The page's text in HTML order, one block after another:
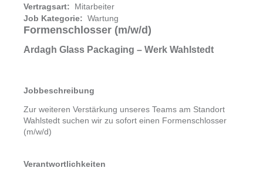
Vertragsart: Mitarbeiter
Job Kategorie: Wartung
Formenschlosser (m/w/d)
Ardagh Glass Packaging – Werk Wahlstedt
Jobbeschreibung
Zur weiteren Verstärkung unseres Teams am Standort
Wahlstedt suchen wir zu sofort einen Formenschlosser
(m/w/d)
Verantwortlichkeiten